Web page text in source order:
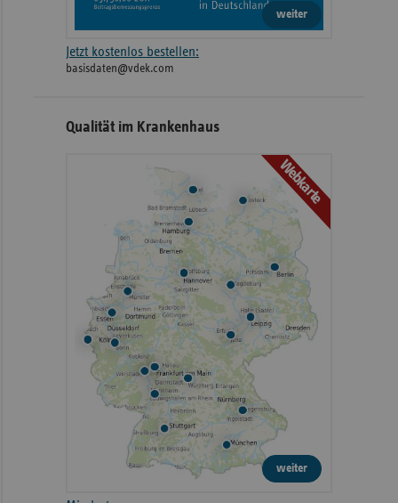
weiter
Jetzt kostenlos bestellen:
basisdaten@vdek.com
Qualität im Krankenhaus
Webkarte
weiter